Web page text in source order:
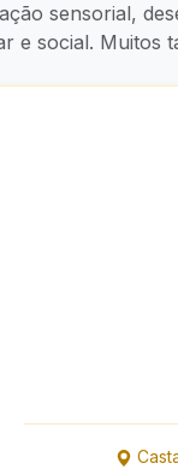
sensorial,
e social. Muitos